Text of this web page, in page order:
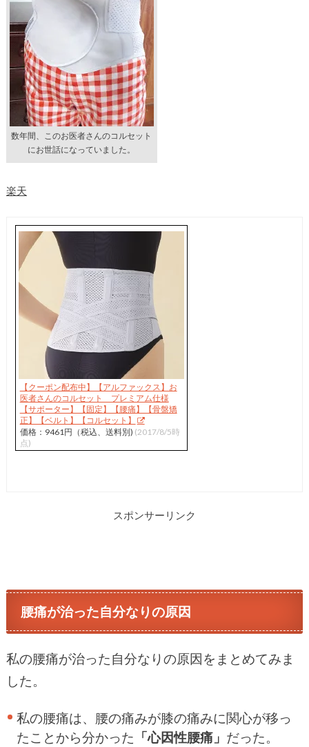
数年間、このお医者さんのコルセット
にお世話になっていました。
楽天
【クーポン配布中】【アルファックス】お
医者さんのコルセット プレミアム仕様
【サポーター】【固定】【腰痛】【骨盤矯
正】【ベルト】【コルセット】
価格：9461円（税込、送料別) (2017/8/5時
点)
スポンサーリンク
腰痛が治った自分なりの原因
私の腰痛が治った自分なりの原因をまとめてみま
した。
私の腰痛は、腰の痛みが膝の痛みに関心が移っ
たことから分かった 「心因性腰痛」 だった。